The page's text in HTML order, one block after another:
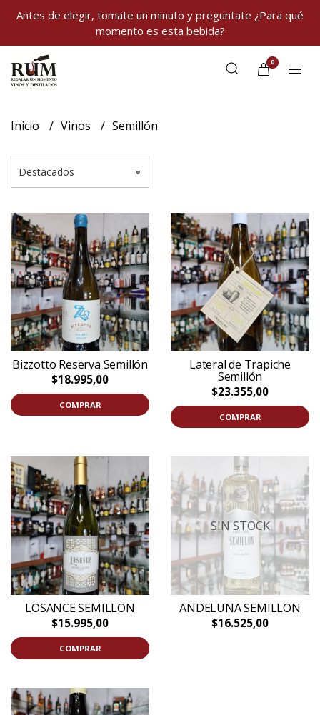
Antes de elegir, tomate un minuto y preguntate ¿Para qué
momento es esta bebida?
0
Inicio Vinos Semillón
Bizzotto Reserva Semillón
$18.995,00
COMPRAR
Lateral de Trapiche
Semillón
$23.355,00
COMPRAR
LOSANCE SEMILLON
$15.995,00
COMPRAR
SIN STOCK
ANDELUNA SEMILLON
$16.525,00